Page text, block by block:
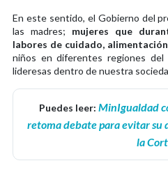
En este sentido, el Gobierno del
las madres; mujeres que
labores de cuidado,
niños en diferentes regiones
lideresas dentro de nuestra
Puedes leer: MinIgualdad
retoma debate para evitar su
la